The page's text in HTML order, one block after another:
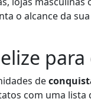
o alcance da
de
com uma